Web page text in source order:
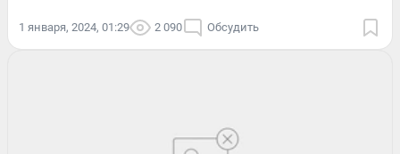
1 января, 2024, 01:29 2 090 Обсудить